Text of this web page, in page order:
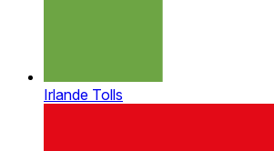
Irlande Tolls